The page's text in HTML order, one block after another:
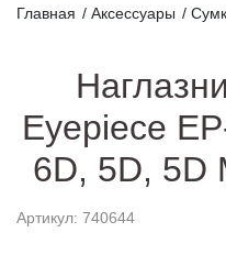
Главная / Аксессуары /
Eyepiece
6D, 5D, 5D
Артикул: 740644